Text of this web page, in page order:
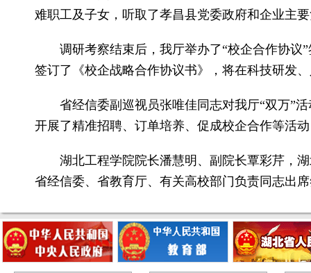
难职工及子女，听取了孝昌县党委政府和企业主
调研考察结束后，我厅举办了“校企合作协议
签订了《校企战略合作协议书》，将在科技研发
省经信委副巡视员张唯佳同志对我厅“双万”
开展了精准招聘、订单培养、促成校企合作等活
湖北工程学院院长潘慧明、副院长覃彩芹，
省经信委、省教育厅、有关高校部门负责同志出